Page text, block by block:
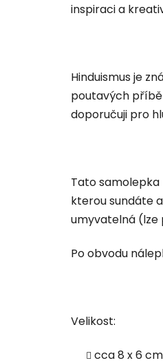
inspiraci a
Hinduismus je
poutavých
doporučuji pro
Tato
kterou sundáte
umyvatelná (lze
Po obvodu
Velikost:
cca 8 x 6 cm